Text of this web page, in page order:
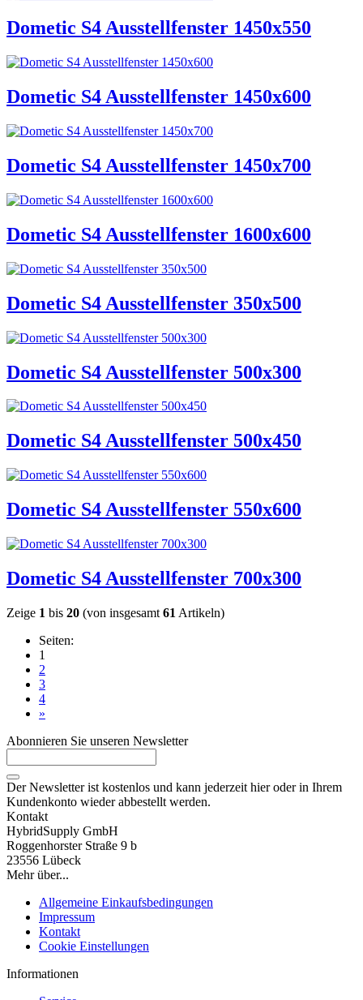
Dometic S4 Ausstellfenster 1450x550
Dometic S4 Ausstellfenster 1450x600
Dometic S4 Ausstellfenster 1450x700
Dometic S4 Ausstellfenster 1600x600
Dometic S4 Ausstellfenster 350x500
Dometic S4 Ausstellfenster 500x300
Dometic S4 Ausstellfenster 500x450
Dometic S4 Ausstellfenster 550x600
Dometic S4 Ausstellfenster 700x300
Zeige 1 bis 20 (von insgesamt 61 Artikeln)
Seiten:
1
2
3
4
»
Abonnieren Sie unseren Newsletter
Der Newsletter ist kostenlos und kann jederzeit hier oder in Ihrem
Kundenkonto wieder abbestellt werden.
Kontakt
HybridSupply GmbH
Roggenhorster Straße 9 b
23556 Lübeck
Mehr über...
Allgemeine Einkaufsbedingungen
Impressum
Kontakt
Cookie Einstellungen
Informationen